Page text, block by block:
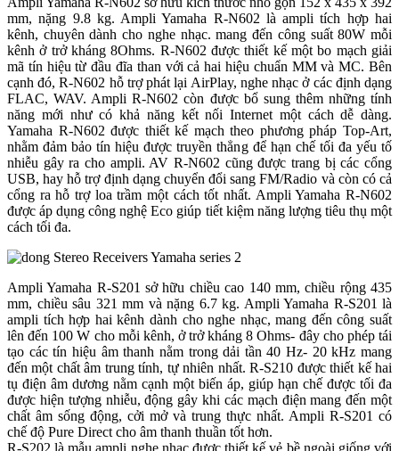
mm, nặng 9.8 kg. Ampli Yamaha R-N602 là ampli tích hợp hai
kênh, chuyên dành cho nghe nhạc. mang đến công suất 80W mỗi
kênh ở trở kháng 8Ohms. R-N602 được thiết kế một bo mạch giải
mã tín hiệu từ đầu đĩa than với cả hai hiệu chuẩn MM và MC. Bên
cạnh đó, R-N602 hỗ trợ phát lại AirPlay, nghe nhạc ở các định dạng
FLAC, WAV. Ampli R-N602 còn được bổ sung thêm những tính
năng mới như có khả năng kết nối Internet một cách dễ dàng.
Yamaha R-N602 được thiết kế mạch theo phương pháp Top-Art,
nhằm đảm bảo tín hiệu được truyền thẳng để hạn chế tối đa yếu tố
nhiễu gây ra cho ampli. AV R-N602 cũng được trang bị các cổng
USB, hay hỗ trợ định dạng chuyển đổi sang FM/Radio và còn có cả
cổng ra hỗ trợ loa trầm một cách tốt nhất. Ampli Yamaha R-N602
được áp dụng công nghệ Eco giúp tiết kiệm năng lượng tiêu thụ một
cách tối đa.
Ampli Yamaha R-S201 sở hữu chiều cao 140 mm, chiều rộng 435
mm, chiều sâu 321 mm và nặng 6.7 kg. Ampli Yamaha R-S201 là
ampli tích hợp hai kênh dành cho nghe nhạc, mang đến công suất
lên đến 100 W cho mỗi kênh, ở trở kháng 8 Ohms- đây cho phép tái
tạo các tín hiệu âm thanh nằm trong dải tần 40 Hz- 20 kHz mang
đến một chất âm trung tính, tự nhiên nhất. R-S210 được thiết kế hai
tụ điện âm dương nằm cạnh một biến áp, giúp hạn chế được tối đa
được hiện tượng nhiễu, động gây khi các mạch điện mang đến một
chất âm sống động, cởi mở và trung thực nhất. Ampli R-S201 có
chế độ Pure Direct cho âm thanh thuần tốt hơn.
R-S202 là mẫu ampli nghe nhạc được thiết kế vẻ bề ngoài giống với